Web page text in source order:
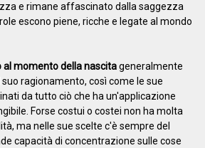
e rimane affascinato dalla saggezza
escono piene, ricche e legate al mondo
al momento della nascitageneralmente
ragionamento, così come le sue
da tutto ciò che ha un'applicazione
Forse costui o costei non ha molta
ma nelle sue scelte c'è sempre del
capacità di concentrazione sulle cose